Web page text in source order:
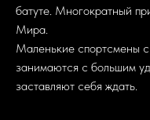
батуте. Многократный
Мира.
Маленькие спортсмены
занимаются с большим
заставляют себя ждать.